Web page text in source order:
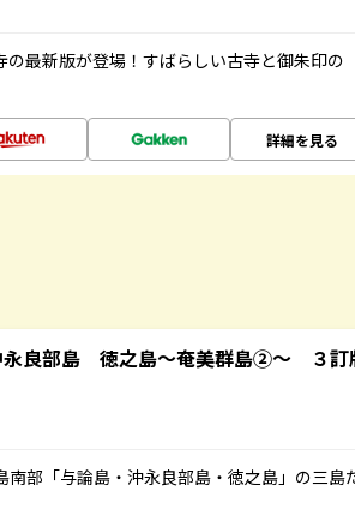
最新版が登場！すばらしい古寺と御朱印の
詳細を見る
良部島 徳之島～奄美群島②～ ３訂
部「与論島・沖永良部島・徳之島」の三島